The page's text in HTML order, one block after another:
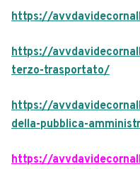
https://
https://
terzo-trasportato/
https://
della-pubblica-
https://